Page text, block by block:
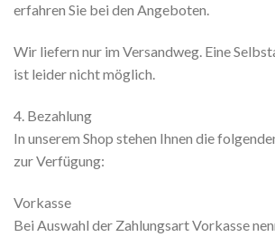
erfahren Sie bei den Angeboten.
Wir liefern nur im Versandweg. Eine
ist leider nicht möglich.
4. Bezahlung
In unserem Shop stehen Ihnen die
zur Verfügung:
Vorkasse
Bei Auswahl der Zahlungsart Vorkasse